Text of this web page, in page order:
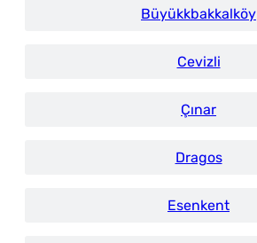
Büyükkbakkalköy
Cevizli
Çınar
Dragos
Esenkent